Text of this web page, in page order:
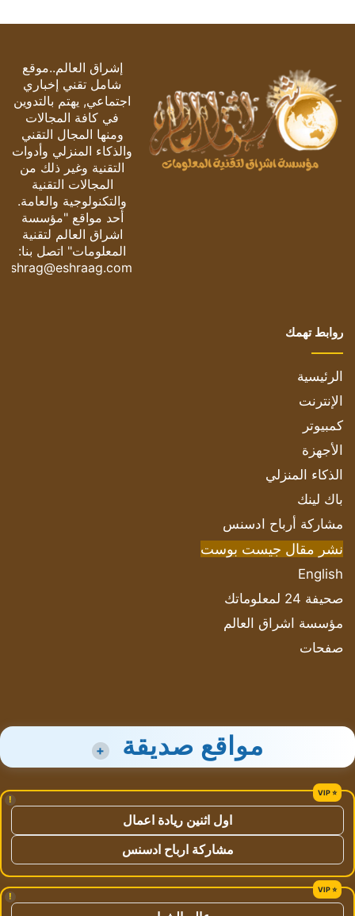
إشراق العالم..موقع
شامل تقني إخباري
اجتماعي, يهتم بالتدوين
في كافة المجالات
ومنها المجال التقني
والذكاء المنزلي وأدوات
التقنية وغير ذلك من
المجالات التقنية
والتكنولوجية والعامة.
أحد مواقع "مؤسسة
اشراق العالم لتقنية
المعلومات" اتصل بنا:
eshrag@eshraag.com
روابط تهمك
الرئيسية
الإنترنت
كمبيوتر
الأجهزة
الذكاء المنزلي
باك لينك
مشاركة أرباح ادسنس
نشر مقال جيست بوست
English
صحيفة 24 لمعلوماتك
مؤسسة اشراق العالم
صفحات
مواقع صديقة +
!
اول اثنين ريادة اعمال
مشاركة ارباح ادسنس
!